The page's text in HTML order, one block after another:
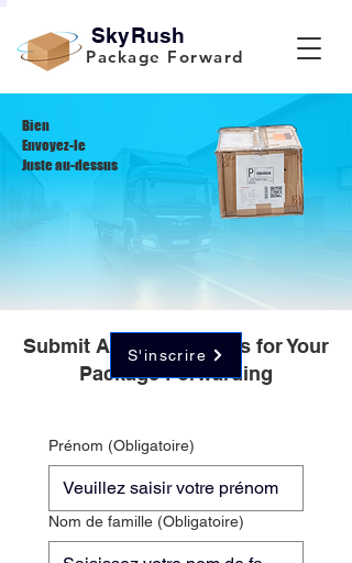
SkyRush
Package Forward
Bien
Envoyez-le
Juste au-dessus
Submit Accurate Details for Your
Package Forwarding
Prénom (Obligatoire)
Nom de famille (Obligatoire)
S'inscrire